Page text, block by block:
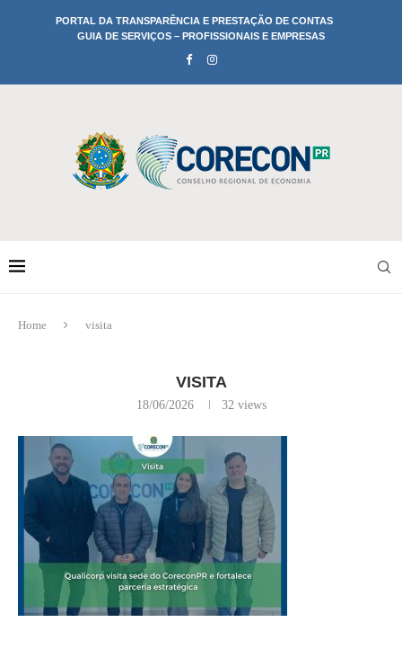
PORTAL DA TRANSPARÊNCIA E PRESTAÇÃO DE CONTAS
GUIA DE SERVIÇOS – PROFISSIONAIS E EMPRESAS
Home visita
VISITA
18/06/2026 32views